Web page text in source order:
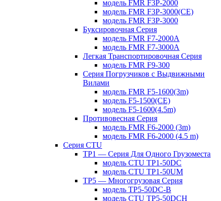
модель FMR F3P-2000
модель FMR F3P-3000(CE)
модель FMR F3P-3000
Буксировочная Серия
модель FMR F7-2000A
модель FMR F7-3000A
Легкая Транспортировочная Серия
модель FMR F9-300
Серия Погрузчиков с Выдвижными
Вилами
модель FMR F5-1600(3m)
модель F5-1500(CE)
модель F5-1600(4.5m)
Противовесная Cерия
модель FMR F6-2000 (3m)
модель FMR F6-2000 (4.5 m)
Серия CTU
TP1 — Серия Для Одного Грузоместа
модель CTU TP1-50DC
модель CTU TP1-50UM
TP5 — Многогрузовая Серия
модель TP5-50DC-B
модель CTU TP5-50DCH